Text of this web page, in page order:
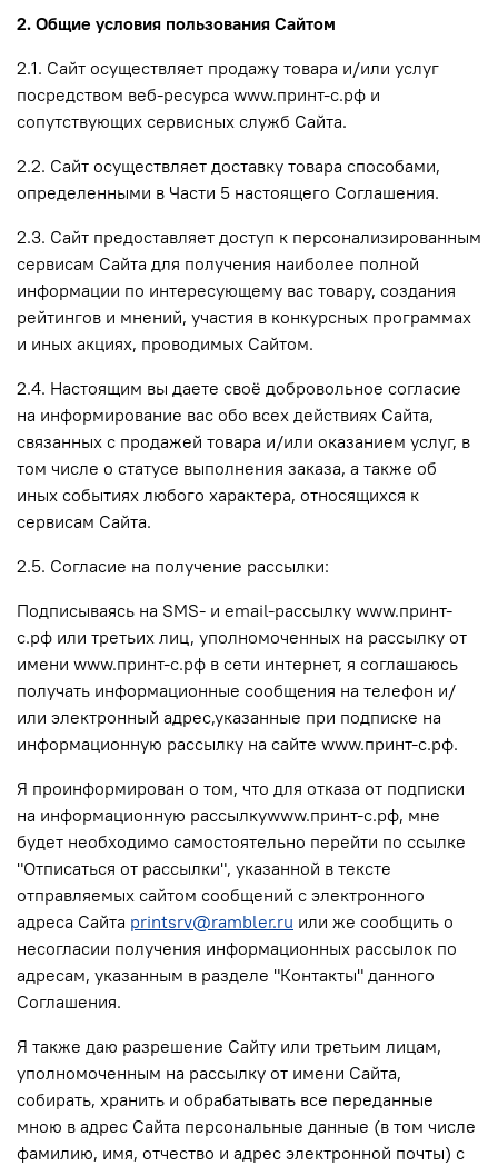
2. Общие условия пользования Сайтом
2.1. Сайт осуществляет продажу товара и/или услуг
посредством веб-ресурса www.принт-с.рф и
сопутствующих сервисных служб Сайта.
2.2. Сайт осуществляет доставку товара способами,
определенными в Части 5 настоящего Соглашения.
2.3. Сайт предоставляет доступ к персонализированным
сервисам Сайта для получения наиболее полной
информации по интересующему вас товару, создания
рейтингов и мнений, участия в конкурсных программах
и иных акциях, проводимых Сайтом.
2.4. Настоящим вы даете своё добровольное согласие
на информирование вас обо всех действиях Сайта,
связанных с продажей товара и/или оказанием услуг, в
том числе о статусе выполнения заказа, а также об
иных событиях любого характера, относящихся к
сервисам Сайта.
2.5. Согласие на получение рассылки:
Подписываясь на SMS- и email-рассылку www.принт-
с.рф или третьих лиц, уполномоченных на рассылку от
имени www.принт-с.рф в сети интернет, я соглашаюсь
получать информационные сообщения на телефон и/
или электронный адрес,указанные при подписке на
информационную рассылку на сайте www.принт-с.рф.
Я проинформирован о том, что для отказа от подписки
на информационную рассылкуwww.принт-с.рф, мне
будет необходимо самостоятельно перейти по ссылке
"Отписаться от рассылки", указанной в тексте
отправляемых сайтом сообщений с электронного
адреса Сайта printsrv@rambler.ru или же сообщить о
несогласии получения информационных рассылок по
адресам, указанным в разделе "Контакты" данного
Соглашения.
Я также даю разрешение Сайту или третьим лицам,
уполномоченным на рассылку от имени Сайта,
собирать, хранить и обрабатывать все переданные
мною в адрес Сайта персональные данные (в том числе
фамилию, имя, отчество и адрес электронной почты) с